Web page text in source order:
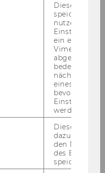
2010, 6.
Leitung
Dieses Cookie
speichert
ein
Vimeo-Video
abgespielt
bedeutet,
nächsten
eines Vimeo-
bevorzugten
werden.
Dieser
dazu
den
des
speichern.